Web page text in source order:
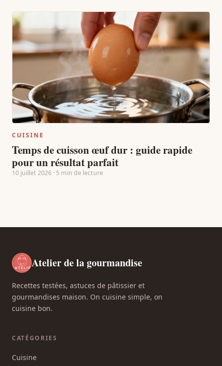
CUISINE
Temps de cuisson œuf dur : guide rapide
pour un résultat parfait
10 juillet 2026 · 5 min de lecture
Atelier de la gourmandise
Recettes testées, astuces de pâtissier et
gourmandises maison. On cuisine simple, on
cuisine bon.
CATÉGORIES
Cuisine